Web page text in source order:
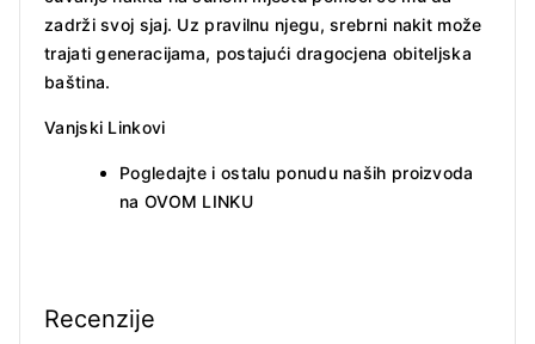
zadrži svoj sjaj. Uz pravilnu njegu, srebrni nakit može
trajati generacijama, postajući dragocjena obiteljska
baština.
Vanjski Linkovi
Pogledajte i ostalu ponudu naših proizvoda
na OVOM LINKU
Recenzije